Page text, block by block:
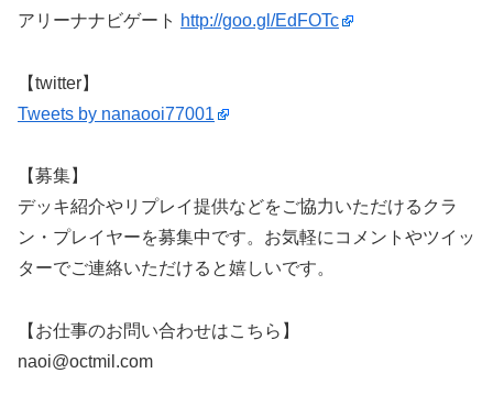
アリーナナビゲート http://goo.gl/EdFOTc
【twitter】
Tweets by nanaooi77001
【募集】
デッキ紹介やリプレイ提供などをご協力いただけるクラ
ン・プレイヤーを募集中です。お気軽にコメントやツイッ
ターでご連絡いただけると嬉しいです。
【お仕事のお問い合わせはこちら】
naoi@octmil.com